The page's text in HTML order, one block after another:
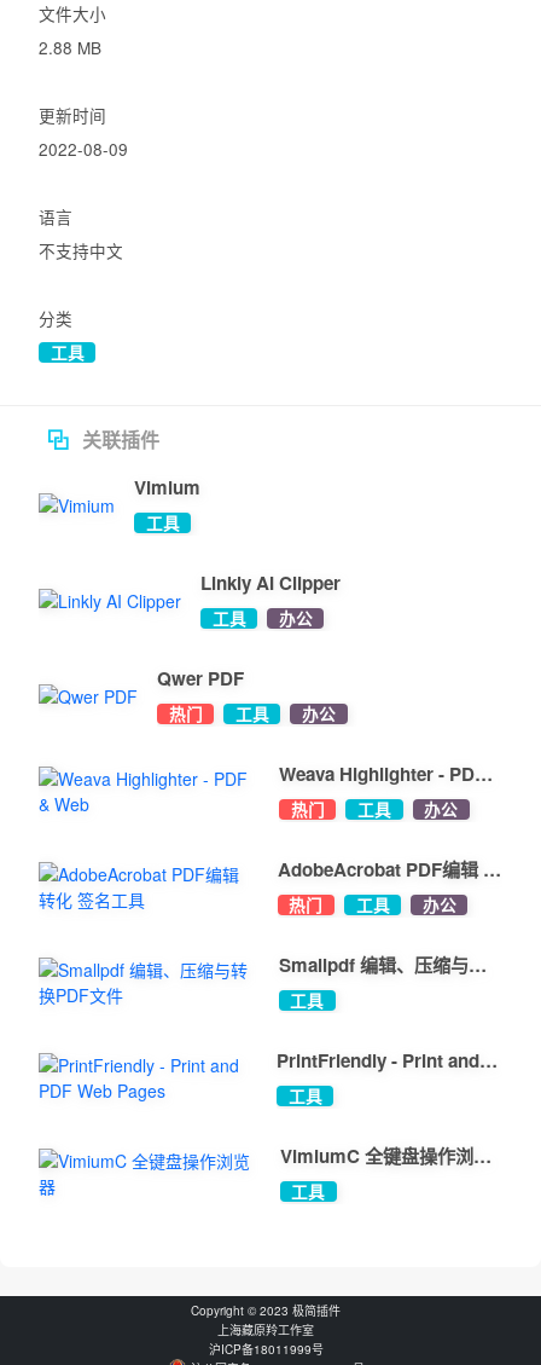
文件大小
2.88 MB
更新时间
2022-08-09
语言
不支持中文
分类
工具
关联插件
Vimium
工具
Linkly AI Clipper
工具 办公
Qwer PDF
热门 工具 办公
Weava Highlighter - PDF
& Web
热门 工具 办公
AdobeAcrobat PDF编辑 转
化 签名工具
热门 工具 办公
Smallpdf 编辑、压缩与转
换PDF文件
工具
PrintFriendly - Print and
PDF Web Pages
工具
VimiumC 全键盘操作浏览
器工具
Copyright © 2023 极简插件
上海藏原羚工作室
沪ICP备18011999号